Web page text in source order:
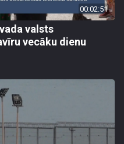
00:02:51
valsts
vecāku dienu